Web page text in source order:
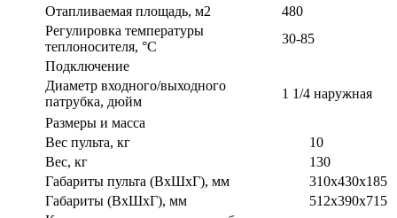
Отапливаемая площадь, м2
480
Регулировка температуры
теплоносителя, °С
30-85
Подключение
Диаметр входного/выходного
патрубка, дюйм
1 1/4 наружная
Размеры и масса
Вес пульта, кг
10
Вес, кг
130
Габариты пульта (ВхШхГ), мм
310х430х185
Габариты (ВxШxГ), мм
512х390х715